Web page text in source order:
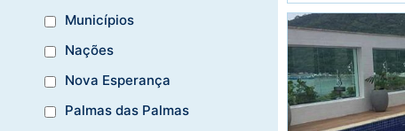
Municípios
Nações
Nova Esperança
Palmas das Palmas